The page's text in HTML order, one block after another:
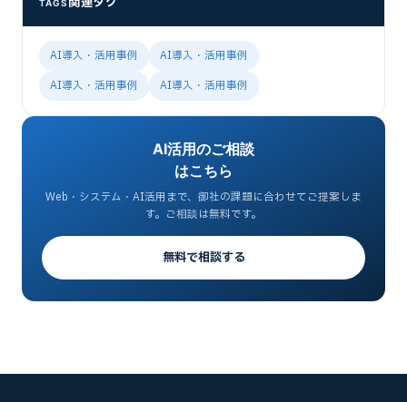
TAGS
AI導入・活用事例
AI導入・活用事例
AI導入・活用事例
AI導入・活用事例
AI活用のご相談
はこちら
Web・システム・AI活用まで、御社の課題に合わせてご提案しま
す。ご相談は無料です。
無料で相談する